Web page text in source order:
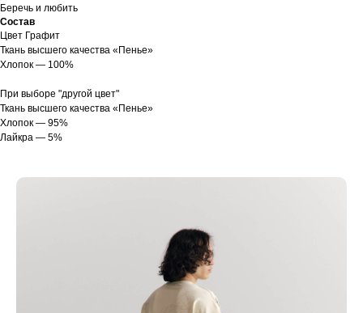
Беречь и любить
Состав
Цвет Графит
Ткань высшего качества «Пенье»
Хлопок — 100%
При выборе "другой цвет"
Ткань высшего качества «Пенье»
Хлопок — 95%
Лайкра — 5%